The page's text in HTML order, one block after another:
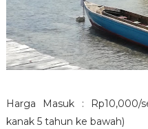
Harga Masuk : Rp10,000/
kanak 5 tahun ke bawah)